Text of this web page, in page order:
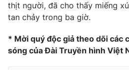
thịt người, đã cho thấy miếng
tan chảy trong ba giờ.
* Mời quý độc giả theo dõi các
sóng của Đài Truyền hình Việt